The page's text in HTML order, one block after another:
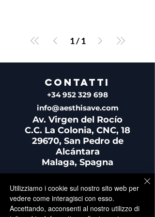
1/ 1
CONTATTI
+34 952 329 698
info@aesthisave.com
Av. Virgen del Rocío
C.C. La Colonia, CNC, 18
29670, San Pedro de
Alcántara
​Malaga, Spagna
Utilizziamo i cookie sul nostro sito web per
vedere come interagisci con esso.
Accettando, acconsenti al nostro utilizzo di